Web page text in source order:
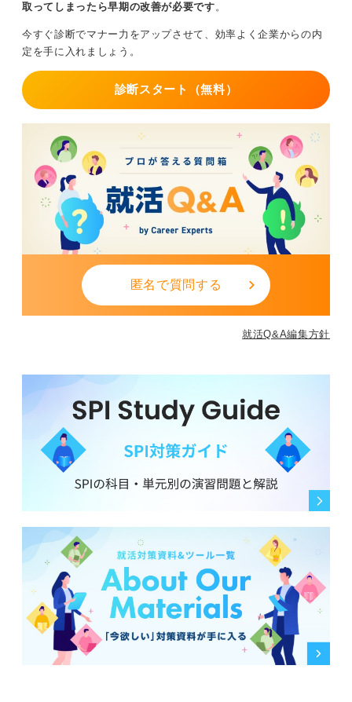
取ってしまったら早期の改善が必要です。
今すぐ診断でマナー力をアップさせて、効率よく企業からの内
定を手に入れましょう。
診断スタート（無料）
匿名で質問する
就活Q&A編集方針